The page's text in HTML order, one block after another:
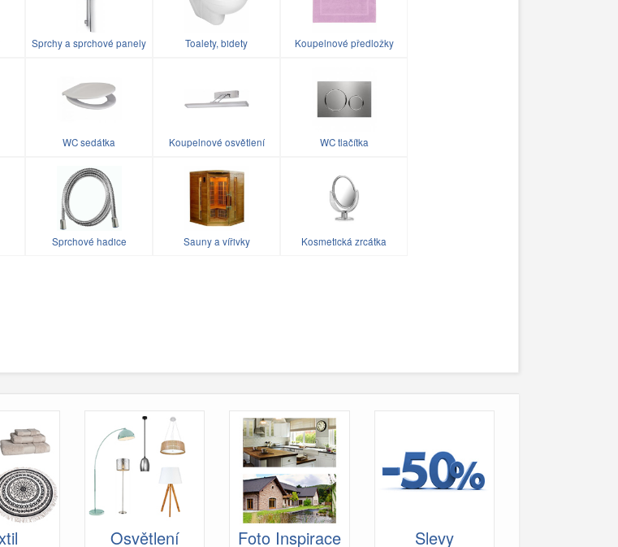
Sprchy a sprchové panely Toalety, bidety Koupelnové předložky
WC sedátka Koupelnové osvětlení WC tlačítka
Sprchové hadice Sauny a vířivky Kosmetická zrcátka
Osvětlení Foto Inspirace Slevy